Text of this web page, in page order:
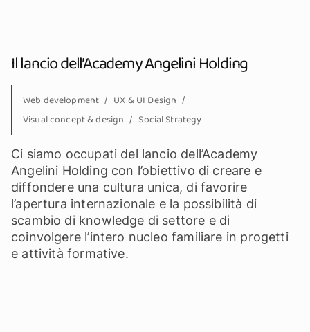
Il lancio dell’Academy Angelini Holding
Web development
UX & UI Design
Visual concept & design
Social Strategy
Ci siamo occupati del lancio dell’Academy
Angelini Holding con l’obiettivo di creare e
diffondere una cultura unica, di favorire
l’apertura internazionale e la possibilità di
scambio di knowledge di settore e di
coinvolgere l’intero nucleo familiare in progetti
e attività formative.